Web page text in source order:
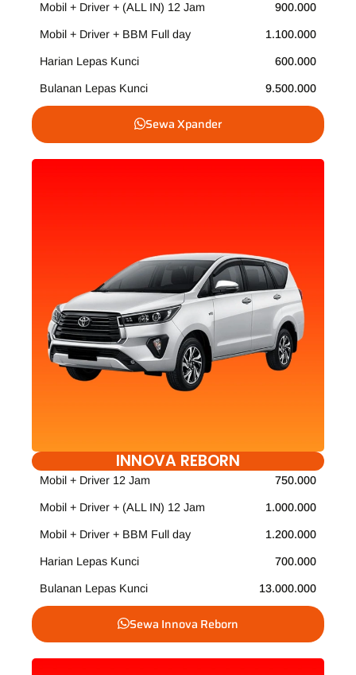
Mobil + Driver + (ALL IN) 12 Jam 900.000
Mobil + Driver + BBM Full day 1.100.000
Harian Lepas Kunci 600.000
Bulanan Lepas Kunci 9.500.000
Sewa Xpander
INNOVA REBORN
Mobil + Driver 12 Jam 750.000
Mobil + Driver + (ALL IN) 12 Jam 1.000.000
Mobil + Driver + BBM Full day 1.200.000
Harian Lepas Kunci 700.000
Bulanan Lepas Kunci 13.000.000
Sewa Innova Reborn